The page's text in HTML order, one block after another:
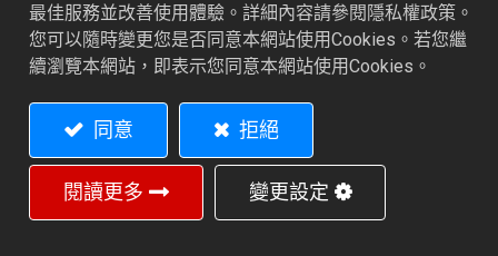
最佳服務並改善使用體驗。詳細內容請參閱隱私權政策。
您可以隨時變更您是否同意本網站使用Cookies。若您繼
續瀏覽本網站，即表示您同意本網站使用Cookies。
同意 拒絕
閱讀更多 變更設定